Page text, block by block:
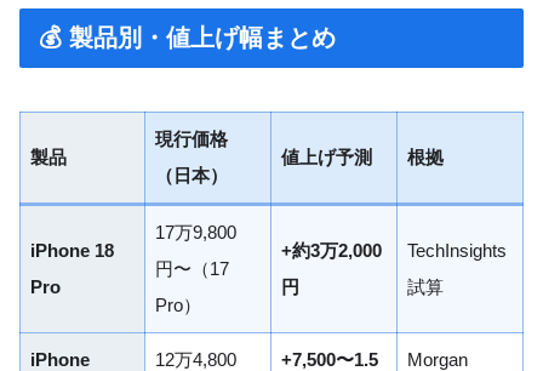
💰 製品別・値上げ幅まとめ
製品
現行価格
（日本）
値上げ予測 根拠
iPhone 18
Pro
17万9,800
円〜（17
Pro）
+約3万2,000
円
TechInsights
試算
iPhone
12万4,800
+7,500〜1.5
Morgan